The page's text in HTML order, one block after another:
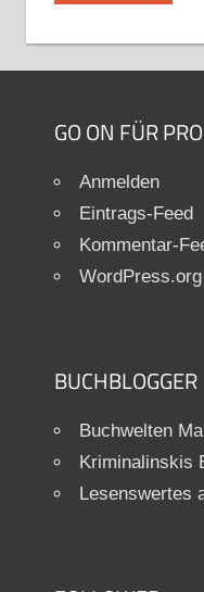
GO ON FÜR
Anmelden
Eintrags-Feed
Kommentar-
WordPress.org
BUCHBLOGGER
Buchwelten
Kriminalinskis
Lesenswertes